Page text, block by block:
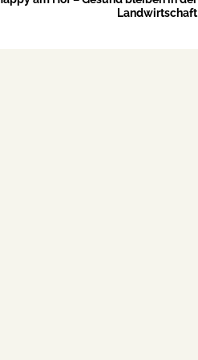
Landwirtschaft